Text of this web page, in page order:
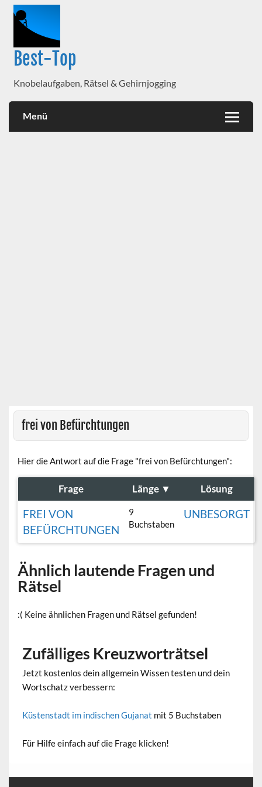
Best-Top
Knobelaufgaben, Rätsel & Gehirnjogging
Menü
frei von Befürchtungen
Hier die Antwort auf die Frage "frei von Befürchtungen":
Frage Länge ▼ Lösung
FREI VON
BEFÜRCHTUNGEN
9
Buchstaben
UNBESORGT
Ähnlich lautende Fragen und
Rätsel
:( Keine ähnlichen Fragen und Rätsel gefunden!
Zufälliges Kreuzworträtsel
Jetzt kostenlos dein allgemein Wissen testen und dein
Wortschatz verbessern:
Küstenstadt im indischen Gujanat mit 5 Buchstaben
Für Hilfe einfach auf die Frage klicken!